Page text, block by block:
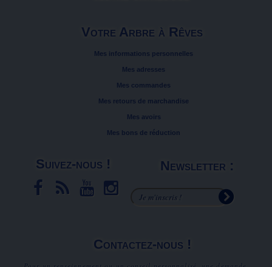
Votre Arbre à Rêves
Mes informations personnelles
Mes adresses
Mes commandes
Mes retours de marchandise
Mes avoirs
Mes bons de réduction
Suivez-nous ! Newsletter :
Contactez-nous !